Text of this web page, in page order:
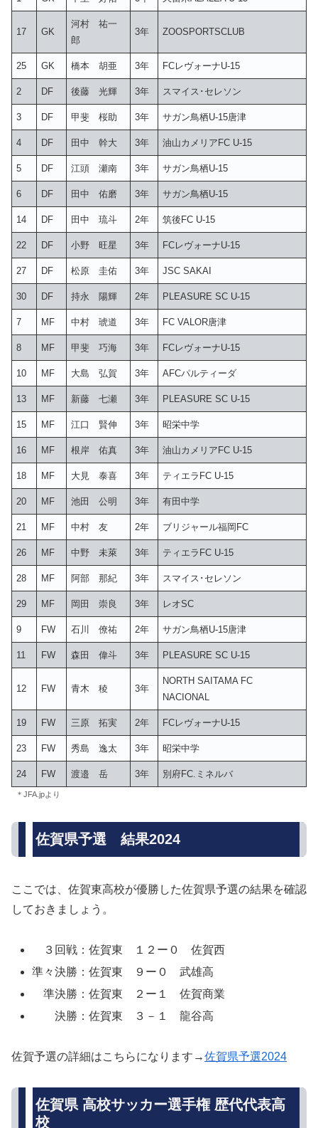
17 GK
河村 祐一
郎
3年 ZOOSPORTSCLUB
25 GK 橋本 胡亜 3年 FCレヴォーナU-15
2 DF 後藤 光輝 3年 スマイス･セレソン
3 DF 甲斐 桜助 3年 サガン鳥栖U-15唐津
4 DF 田中 幹大 3年 油山カメリアFC U-15
5 DF 江頭 瀬南 3年 サガン鳥栖U-15
6 DF 田中 佑磨 3年 サガン鳥栖U-15
14 DF 田中 琉斗 2年 筑後FC U-15
22 DF 小野 旺星 3年 FCレヴォーナU-15
27 DF 松原 圭佑 3年 JSC SAKAI
30 DF 持永 陽輝 2年 PLEASURE SC U-15
7 MF 中村 琥道 3年 FC VALOR唐津
8 MF 甲斐 巧海 3年 FCレヴォーナU-15
10 MF 大島 弘賀 3年 AFCパルティーダ
13 MF 新藤 七瀬 3年 PLEASURE SC U-15
15 MF 江口 賢伸 3年 昭栄中学
16 MF 根岸 佑真 3年 油山カメリアFC U-15
18 MF 大見 泰喜 3年 ティエラFC U-15
20 MF 池田 公明 3年 有田中学
21 MF 中村 友 2年 ブリジャール福岡FC
26 MF 中野 未萊 3年 ティエラFC U-15
28 MF 阿部 那紀 3年 スマイス･セレソン
29 MF 岡田 崇良 3年 レオSC
9 FW 石川 僚祐 2年 サガン鳥栖U-15唐津
11 FW 森田 偉斗 3年 PLEASURE SC U-15
12 FW 青木 稜 3年
NORTH SAITAMA FC
NACIONAL
19 FW 三原 拓実 2年 FCレヴォーナU-15
23 FW 秀島 逸太 3年 昭栄中学
24 FW 渡邉 岳 3年 別府FC.ミネルバ
＊JFA.jpより
佐賀県予選 結果2024
ここでは、佐賀東高校が優勝した佐賀県予選の結果を確認
しておきましょう。
３回戦：佐賀東 １２ー０ 佐賀西
準々決勝：佐賀東 ９ー０ 武雄高
準決勝：佐賀東 ２ー１ 佐賀商業
決勝：佐賀東 ３－１ 龍谷高
佐賀予選の詳細はこちらになります→佐賀県予選2024
佐賀県 高校サッカー選手権 歴代代表高
校